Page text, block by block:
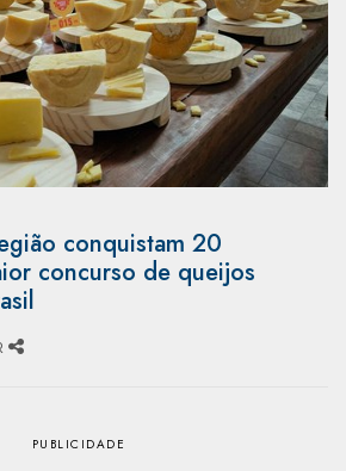
conquistam 20
concurso de queijos